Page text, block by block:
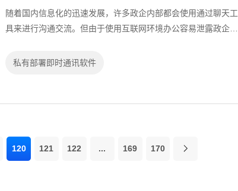
随着国内信息化的迅速发展，许多政企内部都会使用通过聊天工
具来进行沟通交流。但由于使用互联网环境办公容易泄露政企内
聊天工具能够支持局域网环境。那么...
私有部署即时通讯软件
120 121 122 ... 169 170